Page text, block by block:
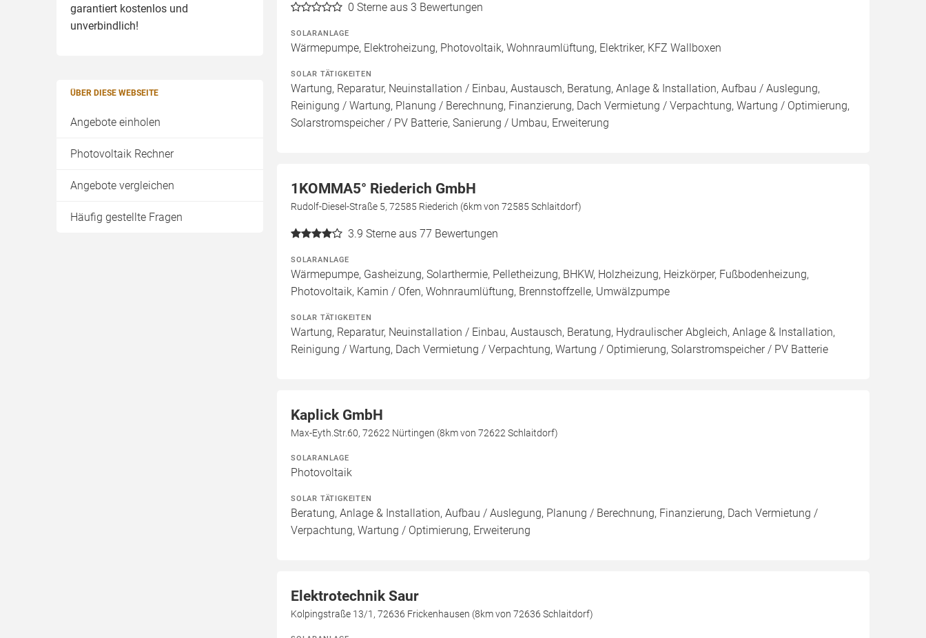
garantiert kostenlos und
unverbindlich!
ÜBER DIESE WEBSEITE
Angebote einholen
Photovoltaik Rechner
Angebote vergleichen
Häufig gestellte Fragen
0 Sterne aus 3 Bewertungen
SOLARANLAGE
Wärmepumpe, Elektroheizung, Photovoltaik, Wohnraumlüftung, Elektriker, KFZ Wallboxen
SOLAR TÄTIGKEITEN
Wartung, Reparatur, Neuinstallation / Einbau, Austausch, Beratung, Anlage & Installation, Aufbau / Auslegung,
Reinigung / Wartung, Planung / Berechnung, Finanzierung, Dach Vermietung / Verpachtung, Wartung / Optimierung,
Solarstromspeicher / PV Batterie, Sanierung / Umbau, Erweiterung
1KOMMA5° Riederich GmbH
Rudolf-Diesel-Straße 5, 72585 Riederich (6km von 72585 Schlaitdorf)
3.9 Sterne aus 77 Bewertungen
SOLARANLAGE
Wärmepumpe, Gasheizung, Solarthermie, Pelletheizung, BHKW, Holzheizung, Heizkörper, Fußbodenheizung,
Photovoltaik, Kamin / Ofen, Wohnraumlüftung, Brennstoffzelle, Umwälzpumpe
SOLAR TÄTIGKEITEN
Wartung, Reparatur, Neuinstallation / Einbau, Austausch, Beratung, Hydraulischer Abgleich, Anlage & Installation,
Reinigung / Wartung, Dach Vermietung / Verpachtung, Wartung / Optimierung, Solarstromspeicher / PV Batterie
Kaplick GmbH
Max-Eyth.Str.60, 72622 Nürtingen (8km von 72622 Schlaitdorf)
SOLARANLAGE
Photovoltaik
SOLAR TÄTIGKEITEN
Beratung, Anlage & Installation, Aufbau / Auslegung, Planung / Berechnung, Finanzierung, Dach Vermietung /
Verpachtung, Wartung / Optimierung, Erweiterung
Elektrotechnik Saur
Kolpingstraße 13/1, 72636 Frickenhausen (8km von 72636 Schlaitdorf)